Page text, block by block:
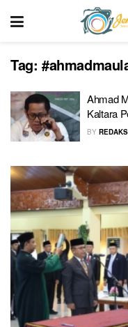
Tag:
Ahmad
Kaltara
BY